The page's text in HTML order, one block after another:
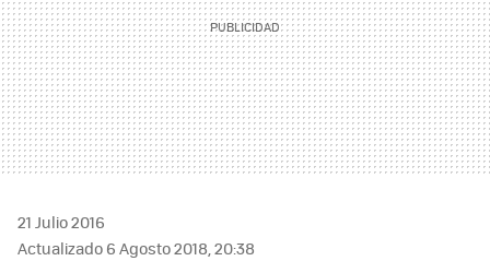
21 Julio 2016
Actualizado 6 Agosto 2018, 20:38